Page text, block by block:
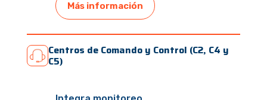
Más información
Centros de Comando y Control (C2, C4 y
C5)